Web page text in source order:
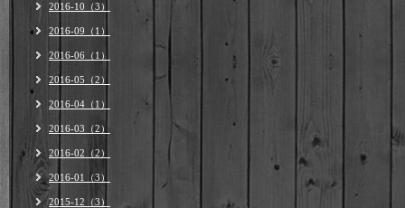
2016-10（3）
2016-09（1）
2016-06（1）
2016-05（2）
2016-04（1）
2016-03（2）
2016-02（2）
2016-01（3）
2015-12（3）